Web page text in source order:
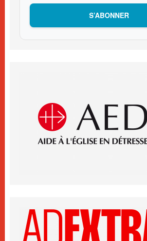
S’ABONNER